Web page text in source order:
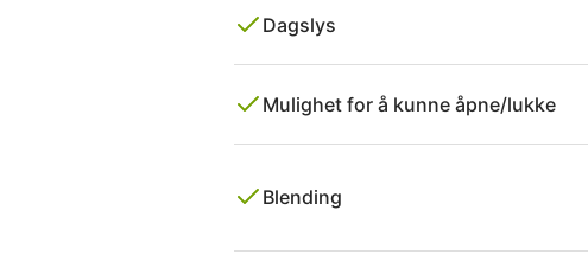
Dagslys
Mulighet for å kunne åpne/lukke
Blending